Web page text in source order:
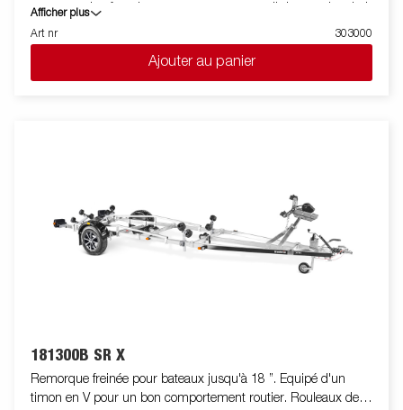
sa conception font de cette remorque un outil de premier choix.
Ces remorques sont proposées en différentes longueurs et
largeurs. Le basculement hydraulique et le treuil sont des
équipements standard. Les images ne sont données qu'à titre
indicatif et peuvent présenter des équipements optionnels.
Afficher plus
Art nr
303000
Ajouter au panier
181300B SR X
Remorque freinée pour bateaux jusqu'à 18 ”. Equipé d'un
timon en V pour un bon comportement routier. Rouleaux de